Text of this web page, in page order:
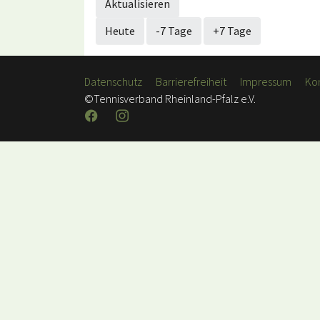
Aktualisieren
Heute
-7 Tage +7 Tage
Datenschutz Barrierefreiheit Impressum
©Tennisverband Rheinland-Pfalz e.V.
FacebookInstagram